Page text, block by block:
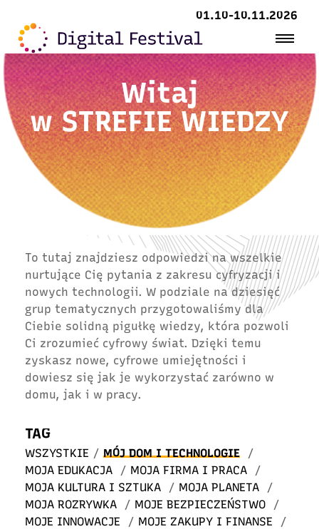
01.10-10.11.2026
Witaj
wSTREFIE WIEDZY
To tutaj znajdziesz odpowiedzi na wszelkie
nurtujące Cię pytania z zakresu cyfryzacji i
nowych technologii. W podziale na dziesięć
grup tematycznych przygotowaliśmy dla
Ciebie solidną pigułkę wiedzy, która pozwoli
Ci zrozumieć cyfrowy świat. Dzięki temu
zyskasz nowe, cyfrowe umiejętności i
dowiesz się jak je wykorzystać zarówno w
domu, jak i w pracy.
TAG
WSZYSTKIE / MÓJ DOM I TECHNOLOGIE
/
MOJA EDUKACJA
/ MOJA FIRMA I PRACA
/
MOJA KULTURA I SZTUKA
/ MOJA PLANETA
/
MOJA ROZRYWKA
/ MOJE BEZPIECZEŃSTWO
/
MOJE INNOWACJE
/ MOJE ZAKUPY I FINANSE
/